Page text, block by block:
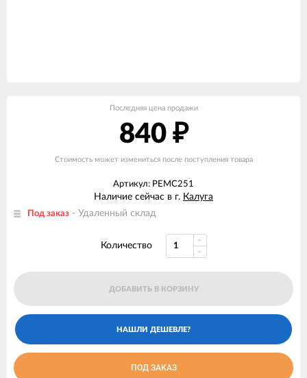
Последняя цена продажи
840 ₽
Стоимость может измениться после поступления товара
Артикул: РЕМС251
Наличие сейчас в г. Калуга
Под заказ - Удаленный склад
Количество
ДОБАВИТЬ В КОРЗИНУ
ПОД ЗАКАЗ